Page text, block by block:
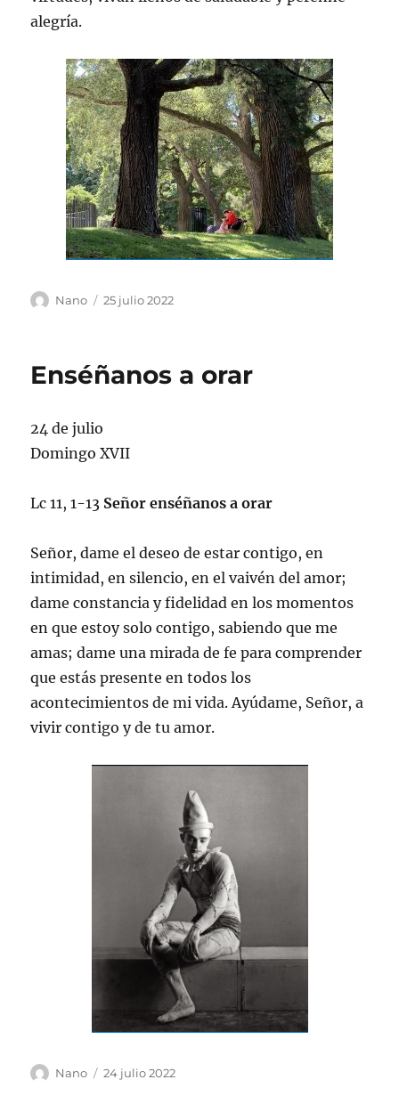
alegría.
Autor
Nano
Publicado
25 julio 2022
Enséñanos a orar
24 de julio
Domingo XVII
Lc 11, 1-13 Señor enséñanos a orar
Señor, dame el deseo de estar contigo, en
intimidad, en silencio, en el vaivén del amor;
dame constancia y fidelidad en los momentos
en que estoy solo contigo, sabiendo que me
amas; dame una mirada de fe para comprender
que estás presente en todos los
acontecimientos de mi vida. Ayúdame, Señor, a
vivir contigo y de tu amor.
Autor
Nano
Publicado
24 julio 2022